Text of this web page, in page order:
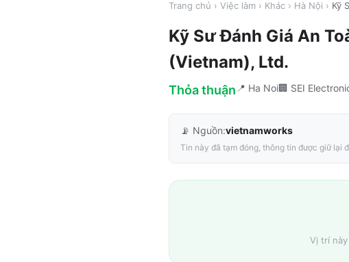
Trang chủ › Việc làm › Khác › Hà Nội › Kỹ
Kỹ Sư Đánh Giá An
(Vietnam), Ltd.
Thỏa thuận 📍 Ha Noi🏢 SEI
📡 Nguồn:vietnamworks
Tin này đã tạm đóng, thông tin được giữ lại
Vị trí